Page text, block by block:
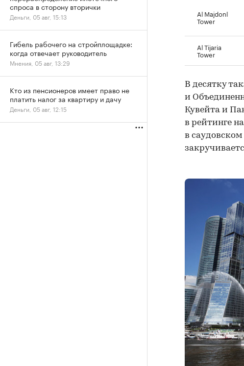
Al Majdonl
Tower
Al Tijaria
Tower
В десятку
и
Кувейта и
в рейтинге
в
спроса в сторону вторички
Деньги, 05 авг, 15:13
Гибель рабочего на стройплощадке:
когда отвечает руководитель
Мнения, 05 авг, 13:29
Кто из пенсионеров имеет право не
платить налог за квартиру и дачу
Деньги, 05 авг, 12:15